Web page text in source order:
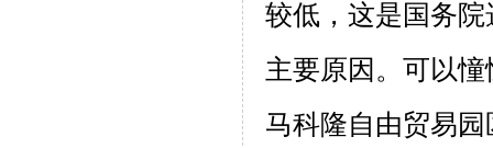
较低，这是国务
主要原因。可以
马科隆自由贸易